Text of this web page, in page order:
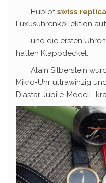
Hublotswiss
Luxusuhrenkollektion
und die ersten
hatten Klappdeckel.
Alain Silberstein
Mikro-Uhr ultrawinzig
Diastar Jubile-